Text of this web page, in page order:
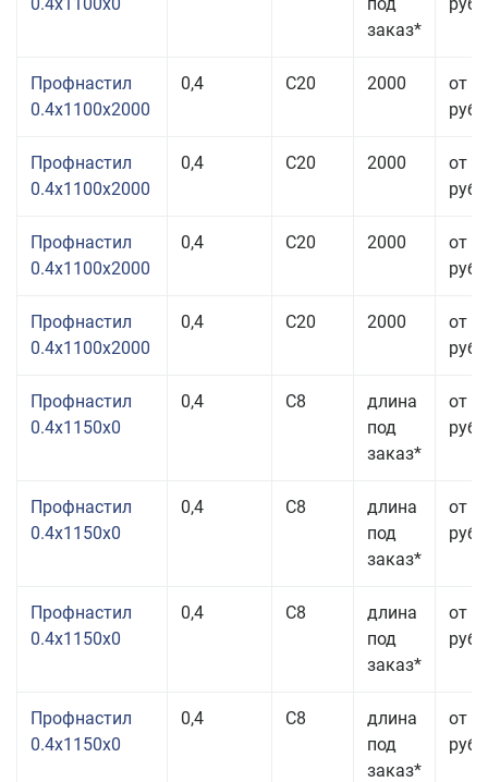
заказ*
Профнастил
0.4x1100x2000
0,4 С20 2000
от
руб.
Профнастил
0.4x1100x2000
0,4 С20 2000
от
руб.
Профнастил
0.4x1100x2000
0,4 С20 2000
от
руб.
Профнастил
0.4x1100x2000
0,4 С20 2000
от
руб.
Профнастил
0.4x1150x0
0,4 С8
длина
под
заказ*
от
руб.
Профнастил
0.4x1150x0
0,4 С8
длина
под
заказ*
от
руб.
Профнастил
0.4x1150x0
0,4 С8
длина
под
заказ*
от
руб.
Профнастил
0.4x1150x0
0,4 С8
длина
под
заказ*
от
руб.